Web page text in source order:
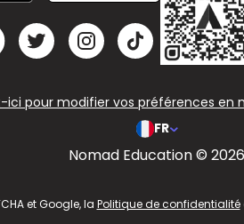
ici pour modifier vos préférences en
FR
Nomad Education © 2026
et Google, la Politique de confidentialité